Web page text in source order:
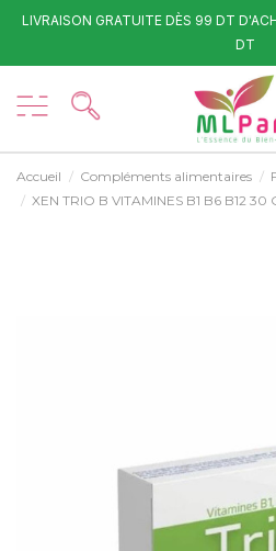
LIVRAISON GRATUITE DÈS 99 DT
DT
Accueil Compléments alimentaires
XEN TRIO B VITAMINES B1 B6 B12 30